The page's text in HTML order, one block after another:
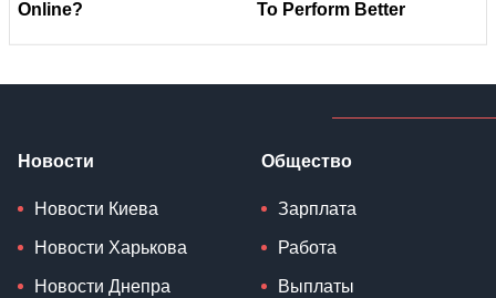
Новости
Новости Киева
Новости Харькова
Новости Днепра
Общество
Зарплата
Работа
Выплаты